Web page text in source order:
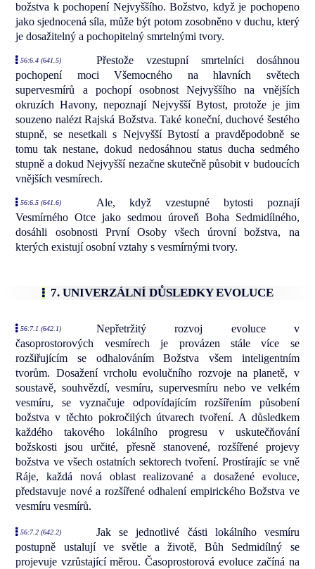
božstva k pochopení Nejvyššího. Božstvo, když je pochopeno
jako sjednocená síla, může být potom zosobněno v duchu, který
je dosažitelný a pochopitelný smrtelnými tvory.
56:6.4 (641.5)
Přestože vzestupní smrtelníci dosáhnou
pochopení moci Všemocného na hlavních světech
supervesmírů a pochopí osobnost Nejvyššího na vnějších
okruzích Havony, nepoznají Nejvyšší Bytost, protože je jim
souzeno nalézt Rajská Božstva. Také koneční, duchové šestého
stupně, se nesetkali s Nejvyšší Bytostí a pravděpodobně se
tomu tak nestane, dokud nedosáhnou status ducha sedmého
stupně a dokud Nejvyšší nezačne skutečně působit v budoucích
vnějších vesmírech.
56:6.5 (641.6)
Ale, když vzestupné bytosti poznají
Vesmírného Otce jako sedmou úroveň Boha Sedmidílného,
dosáhli osobnosti První Osoby všech úrovní božstva, na
kterých existují osobní vztahy s vesmírnými tvory.
7. UNIVERZÁLNÍ DŮSLEDKY EVOLUCE
56:7.1 (642.1)
Nepřetržitý rozvoj evoluce v
časoprostorových vesmírech je provázen stále více se
rozšiřujícím se odhalováním Božstva všem inteligentním
tvorům. Dosažení vrcholu evolučního rozvoje na planetě, v
soustavě, souhvězdí, vesmíru, supervesmíru nebo ve velkém
vesmíru, se vyznačuje odpovídajícím rozšířením působení
božstva v těchto pokročilých útvarech tvoření. A důsledkem
každého takového lokálního progresu v uskutečňování
božskosti jsou určité, přesně stanovené, rozšířené projevy
božstva ve všech ostatních sektorech tvoření. Prostírajíc se vně
Ráje, každá nová oblast realizované a dosažené evoluce,
představuje nové a rozšířené odhalení empirického Božstva ve
vesmíru vesmírů.
56:7.2 (642.2)
Jak se jednotlivé části lokálního vesmíru
postupně ustalují ve světle a životě, Bůh Sedmidílný se
projevuje vzrůstající měrou. Časoprostorová evoluce začíná na